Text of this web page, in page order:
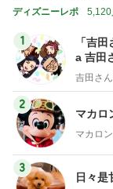
ディズニーレポ 5,120
1
「吉
a 吉田
吉田さ
2
マカ
マカロン
3
日々是